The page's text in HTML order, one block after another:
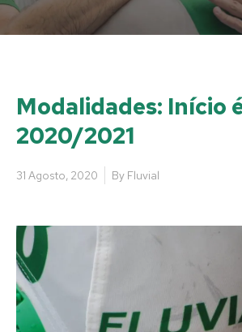
Modalidades: Início
2020/2021
31 Agosto, 2020 By Fluvial